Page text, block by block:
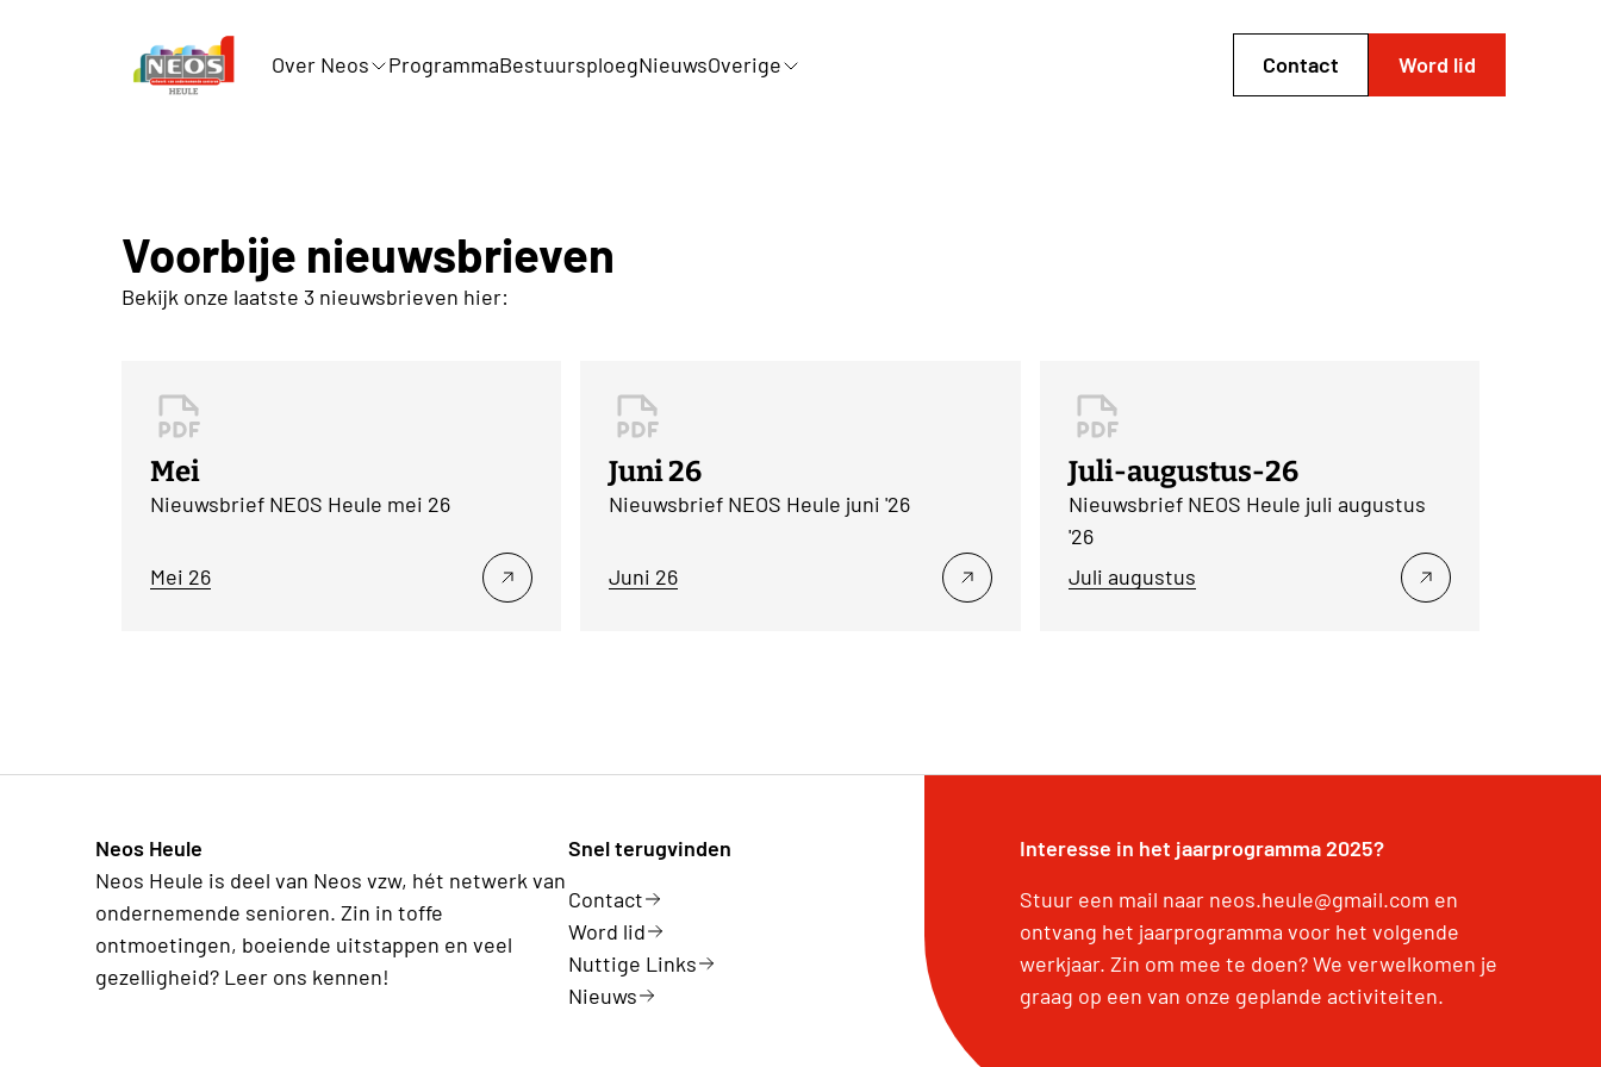
Over Neos ProgrammaBestuursploegNieuwsOverige Contact Word lid
Voorbije nieuwsbrieven
Bekijk onze laatste 3 nieuwsbrieven hier:
Mei
Nieuwsbrief NEOS Heule mei 26
Mei 26
Juni 26
Nieuwsbrief NEOS Heule juni '26
Juni 26
Juli-augustus-26
Nieuwsbrief NEOS Heule juli augustus
'26
Juli augustus
Neos Heule
Neos Heule is deel van Neos vzw, hét netwerk van
ondernemende senioren. Zin in toffe
ontmoetingen, boeiende uitstappen en veel
gezelligheid? Leer ons kennen!
Snel terugvinden
Contact
Word lid
Nuttige Links
Nieuws
Interesse in het jaarprogramma 2025?
Stuur een mail naar neos.heule@gmail.com en
ontvang het jaarprogramma voor het volgende
werkjaar. Zin om mee te doen? We verwelkomen je
graag op een van onze geplande activiteiten.